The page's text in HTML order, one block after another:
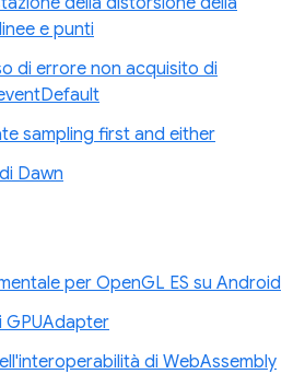
e punti
di errore non acquisito di
sampling first and either
Dawn
per OpenGL ES su Android
di WebAssembly